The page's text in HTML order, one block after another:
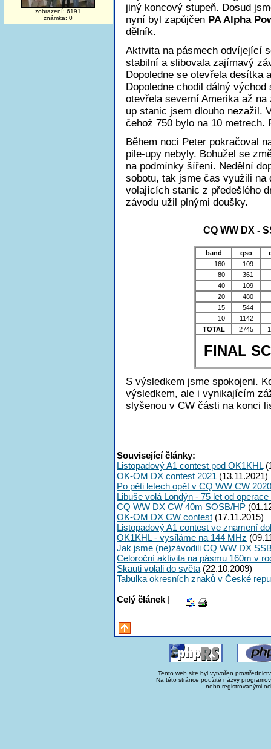
zobrazení: 6191
známka: 0
jiný koncový stupeň. Dosud
nyní byl zapůjčen PA Alpha
dělník.
Aktivita na pásmech odvíjející
stabilní a slibovala zajímavý
Dopoledne se otevřela desítka
Dopoledne chodil dálný
otevřela severní Amerika až
up stanic jsem dlouho nezažil.
čehož 750 bylo na 10
Během noci Peter pokračoval
pile-upy nebyly. Bohužel se
na podmínky šíření. Nedělní
sobotu, tak jsme čas využili na
volajících stanic z předešlého
závodu užil plnými doušky.
CQ WW DX -
band qso
160
109
80
361
40
109
20
480
15
544
10
1142
TOTAL
2745
FINAL
S výsledkem jsme spokojeni.
výsledkem, ale i vynikajícím
slyšenou v CW části na konci
Související články:
Listopadový A1 contest pod OK1KHL
OK-OM DX contest 2021 (13.11.2021)
Po pěti letech opět v CQ WW CW
Libuše volá Londýn - 75 let od operace
CQ WW DX CW 40m SOSB/HP
OK-OM DX CW contest (17.11.2015)
Listopadový A1 contest ve znamení
OK1KHL - vysíláme na 144 MHz
Jak jsme (ne)závodili CQ WW DX
Celoroční aktivita na pásmu 160m v
Skauti volali do světa (22.10.2009)
Tabulka okresních znaků v České
Celý článek |
Tento web site byl vytvořen
Na této stránce použité názvy
nebo registrovanými